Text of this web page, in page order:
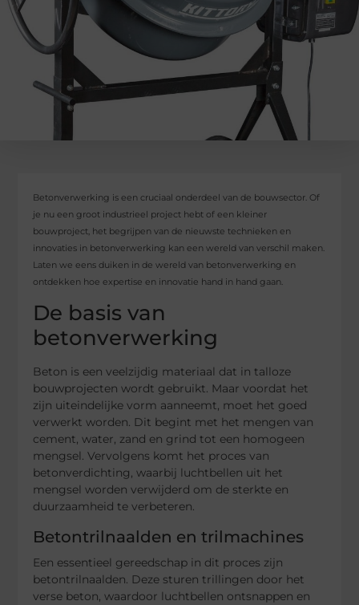
Betonverwerking is een cruciaal onderdeel van de bouwsector. Of
je nu een groot industrieel project hebt of een kleiner
bouwproject, het begrijpen van de nieuwste technieken en
innovaties in betonverwerking kan een wereld van verschil maken.
Laten we eens duiken in de wereld van betonverwerking en
ontdekken hoe expertise en innovatie hand in hand gaan.
De basis van
betonverwerking
Beton is een veelzijdig materiaal dat in talloze
bouwprojecten wordt gebruikt. Maar voordat het
zijn uiteindelijke vorm aanneemt, moet het goed
verwerkt worden. Dit begint met het mengen van
cement, water, zand en grind tot een homogeen
mengsel. Vervolgens komt het proces van
betonverdichting, waarbij luchtbellen uit het
mengsel worden verwijderd om de sterkte en
duurzaamheid te verbeteren.
Betontrilnaalden en trilmachines
Een essentieel gereedschap in dit proces zijn
betontrilnaalden. Deze sturen trillingen door het
verse beton, waardoor luchtbellen ontsnappen en